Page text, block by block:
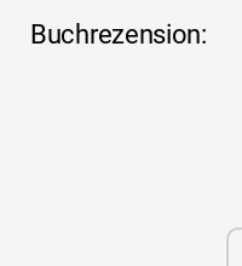
Buchrezension: